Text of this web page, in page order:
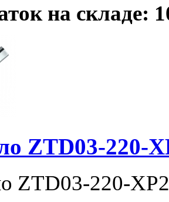
на складе:
ZTD03-220-
ZTD03-220-